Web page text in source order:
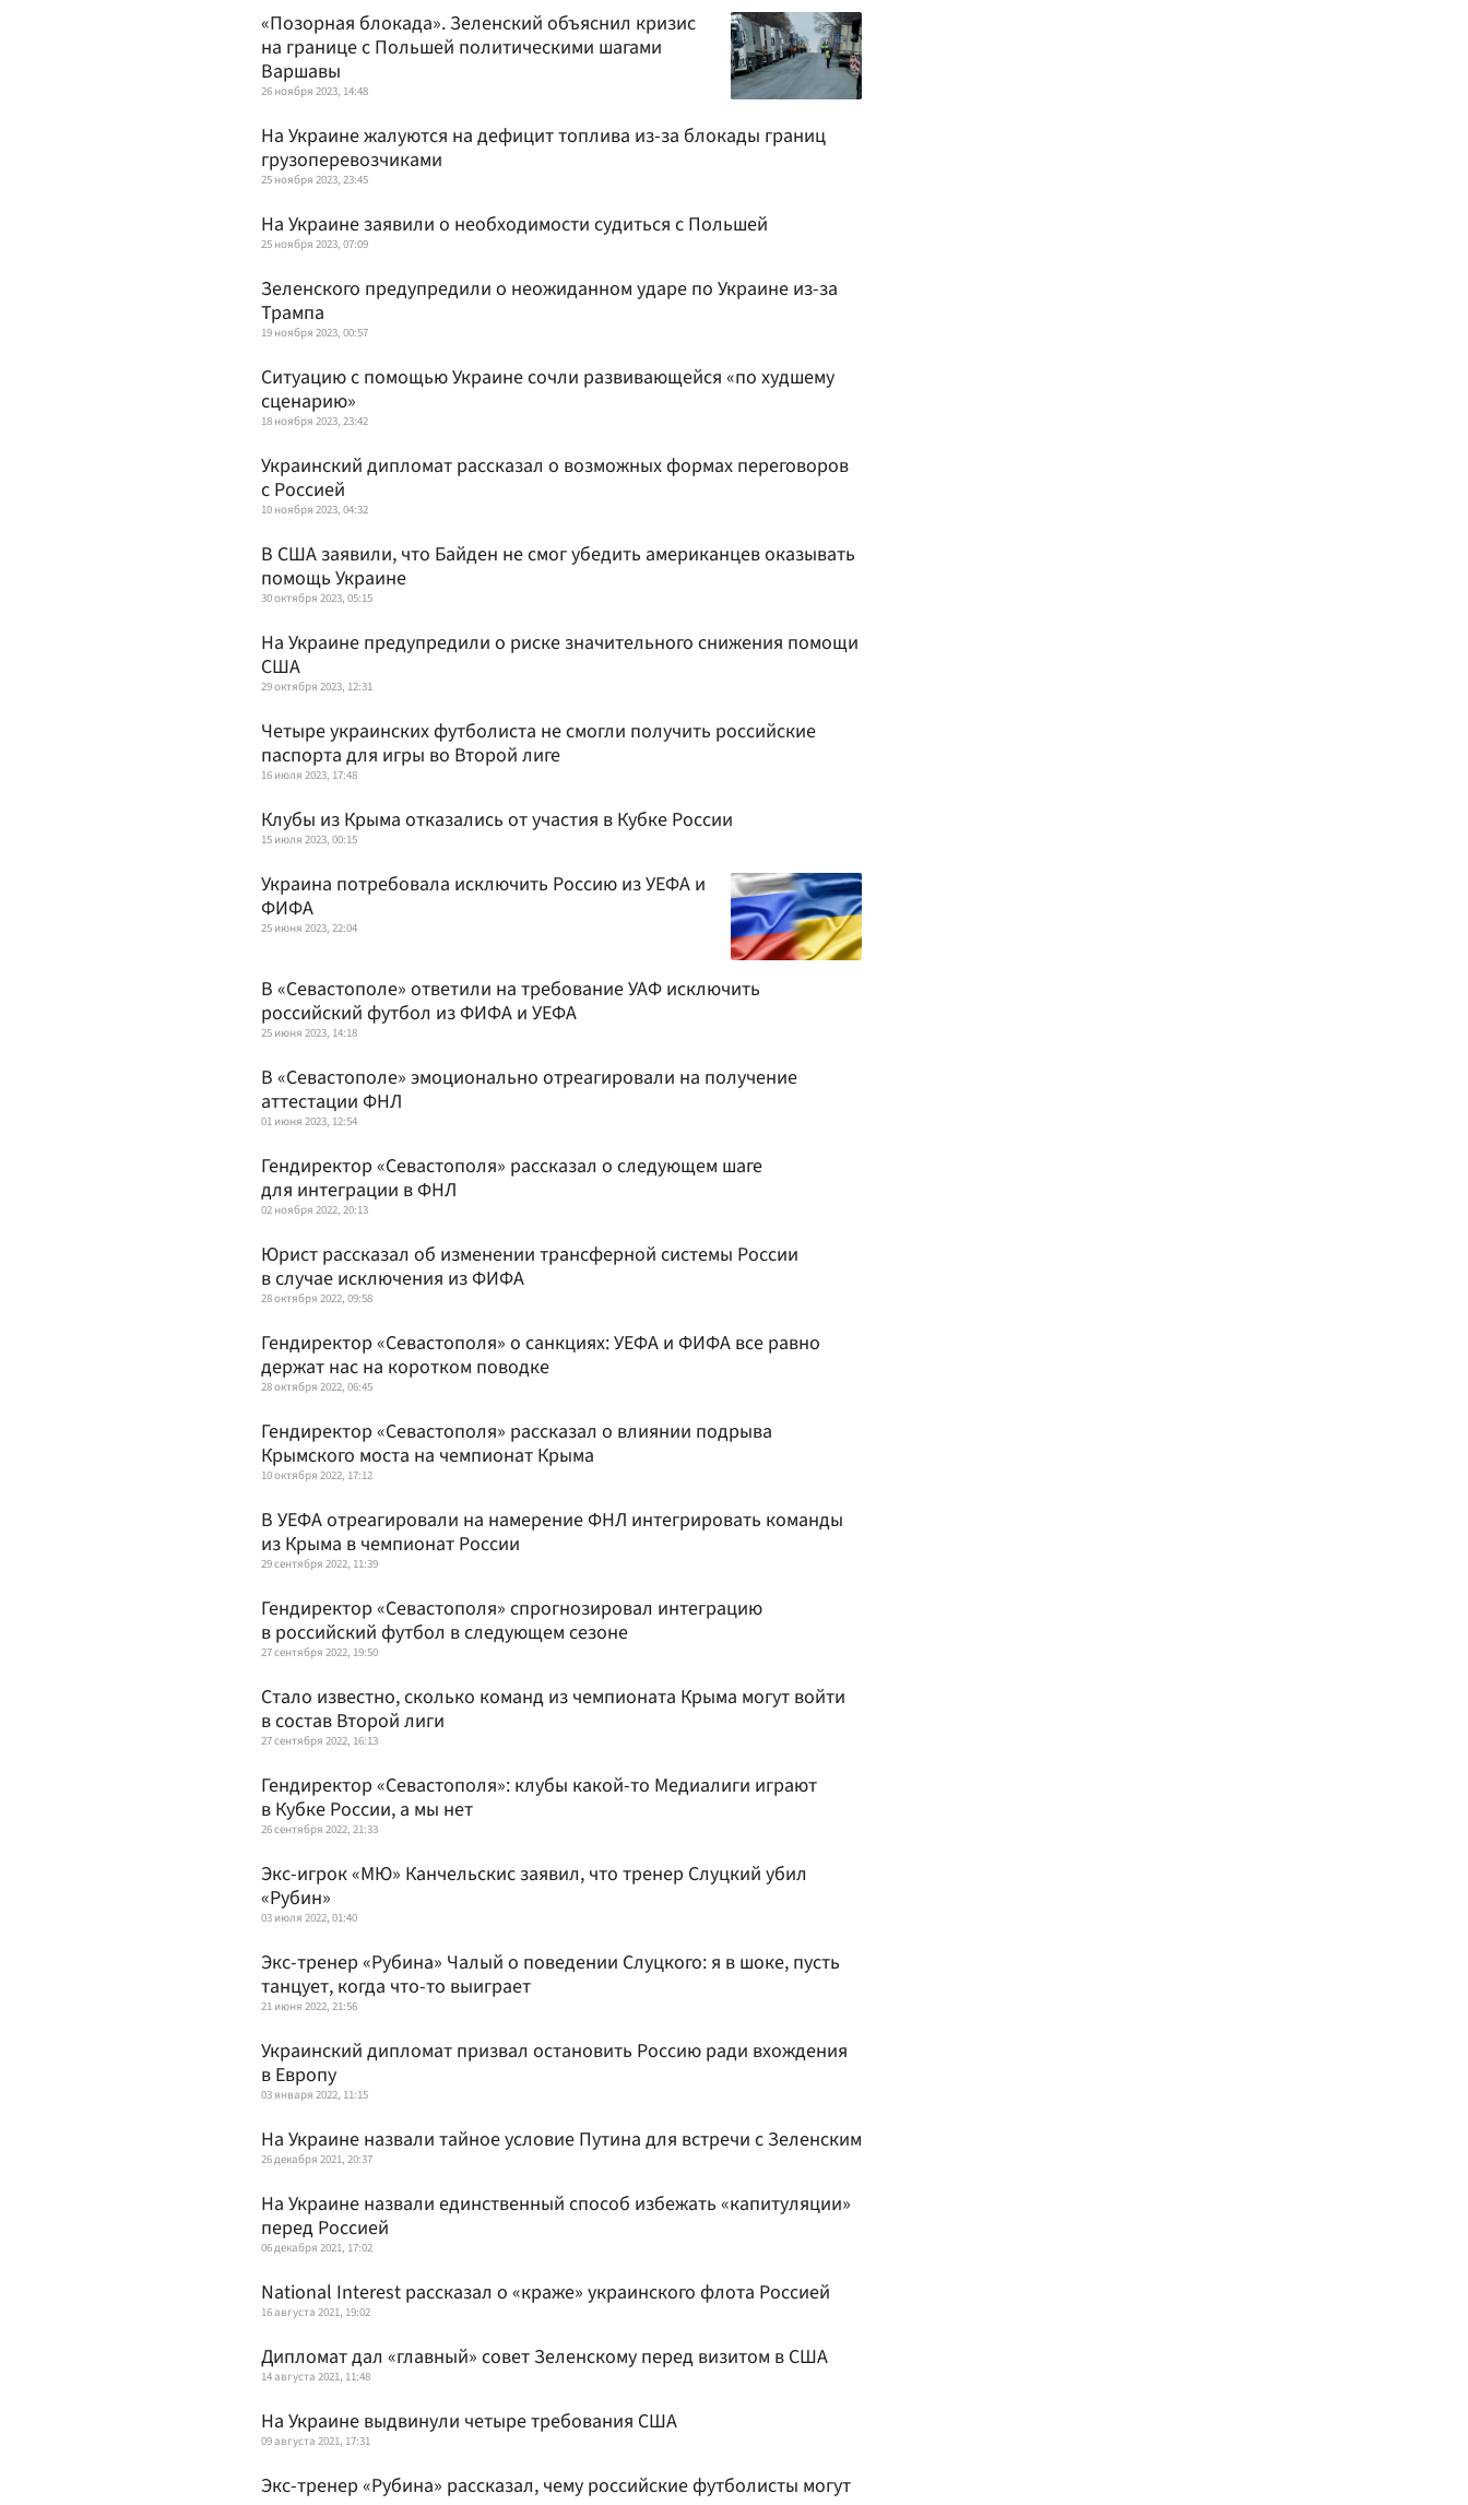
«Позорная блокада». Зеленский объяснил кризис
на границе с Польшей политическими шагами
Варшавы
26 ноября 2023, 14:48
На Украине жалуются на дефицит топлива из-за блокады границ
грузоперевозчиками
25 ноября 2023, 23:45
На Украине заявили о необходимости судиться с Польшей
25 ноября 2023, 07:09
Зеленского предупредили о неожиданном ударе по Украине из-за
Трампа
19 ноября 2023, 00:57
Ситуацию с помощью Украине сочли развивающейся «по худшему
сценарию»
18 ноября 2023, 23:42
Украинский дипломат рассказал о возможных формах переговоров
с Россией
10 ноября 2023, 04:32
В США заявили, что Байден не смог убедить американцев оказывать
помощь Украине
30 октября 2023, 05:15
На Украине предупредили о риске значительного снижения помощи
США
29 октября 2023, 12:31
Четыре украинских футболиста не смогли получить российские
паспорта для игры во Второй лиге
16 июля 2023, 17:48
Клубы из Крыма отказались от участия в Кубке России
15 июля 2023, 00:15
Украина потребовала исключить Россию из УЕФА и
ФИФА
25 июня 2023, 22:04
В «Севастополе» ответили на требование УАФ исключить
российский футбол из ФИФА и УЕФА
25 июня 2023, 14:18
В «Севастополе» эмоционально отреагировали на получение
аттестации ФНЛ
01 июня 2023, 12:54
Гендиректор «Севастополя» рассказал о следующем шаге
для интеграции в ФНЛ
02 ноября 2022, 20:13
Юрист рассказал об изменении трансферной системы России
в случае исключения из ФИФА
28 октября 2022, 09:58
Гендиректор «Севастополя» о санкциях: УЕФА и ФИФА все равно
держат нас на коротком поводке
28 октября 2022, 06:45
Гендиректор «Севастополя» рассказал о влиянии подрыва
Крымского моста на чемпионат Крыма
10 октября 2022, 17:12
В УЕФА отреагировали на намерение ФНЛ интегрировать команды
из Крыма в чемпионат России
29 сентября 2022, 11:39
Гендиректор «Севастополя» спрогнозировал интеграцию
в российский футбол в следующем сезоне
27 сентября 2022, 19:50
Стало известно, сколько команд из чемпионата Крыма могут войти
в состав Второй лиги
27 сентября 2022, 16:13
Гендиректор «Севастополя»: клубы какой-то Медиалиги играют
в Кубке России, а мы нет
26 сентября 2022, 21:33
Экс-игрок «МЮ» Канчельскис заявил, что тренер Слуцкий убил
«Рубин»
03 июля 2022, 01:40
Экс-тренер «Рубина» Чалый о поведении Слуцкого: я в шоке, пусть
танцует, когда что-то выиграет
21 июня 2022, 21:56
Украинский дипломат призвал остановить Россию ради вхождения
в Европу
03 января 2022, 11:15
На Украине назвали тайное условие Путина для встречи с Зеленским
26 декабря 2021, 20:37
На Украине назвали единственный способ избежать «капитуляции»
перед Россией
06 декабря 2021, 17:02
National Interest рассказал о «краже» украинского флота Россией
16 августа 2021, 19:02
Дипломат дал «главный» совет Зеленскому перед визитом в США
14 августа 2021, 11:48
На Украине выдвинули четыре требования США
09 августа 2021, 17:31
Экс-тренер «Рубина» рассказал, чему российские футболисты могут